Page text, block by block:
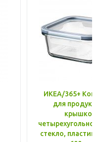
ИКЕА/365+
для
крышкой,
стекло, пластик